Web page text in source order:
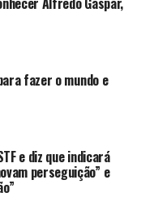
fazer o mundo e
e diz que indicará
perseguição” e